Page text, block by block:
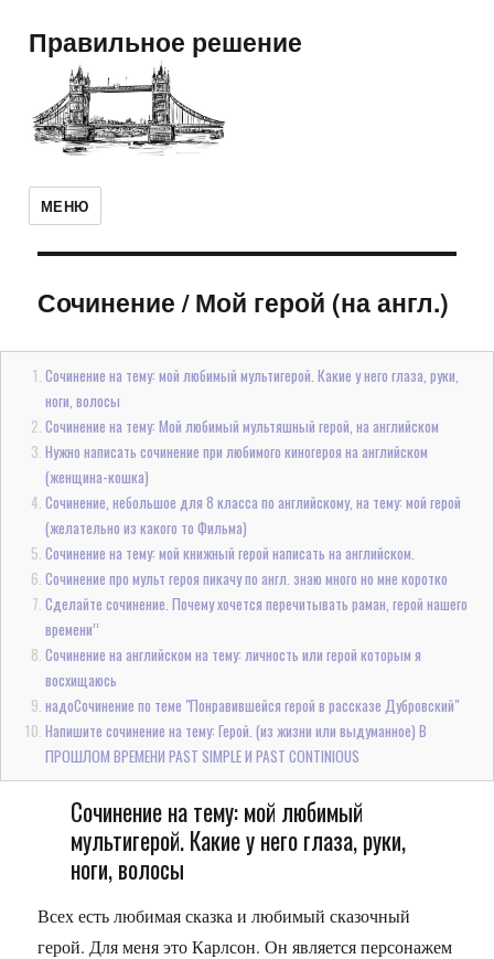
Правильное решение
МЕНЮ
Сочинение/Мой герой (на англ.)
Сочинение на тему: мой любимый мультигерой. Какие у него глаза, руки,
ноги, волосы
Сочинение на тему: Мой любимый мультяшный герой, на английском
Нужно написать сочинение при любимого киногероя на английском
(женщина-кошка)
Сочинение, небольшое для 8 класса по английскому, на тему: мой герой
(желательно из какого то Фильма)
Сочинение на тему: мой книжный герой написать на английском.
Сочинение про мульт героя пикачу по англ. знаю много но мне коротко
Сделайте сочинение. Почему хочется перечитывать раман, герой нашего
времени’’
Сочинение на английском на тему: личность или герой которым я
восхищаюсь
надоСочинение по теме "Понравившейся герой в рассказе Дубровский"
Напишите сочинение на тему: Герой. (из жизни или выдуманное) В
ПРОШЛОМ ВРЕМЕНИ PAST SIMPLE И PAST CONTINIOUS
Сочинение на тему: мой любимый
мультигерой. Какие у него глаза, руки,
ноги, волосы
Всех есть любимая сказка и любимый сказочный
герой. Для меня это Карлсон. Он является персонажем